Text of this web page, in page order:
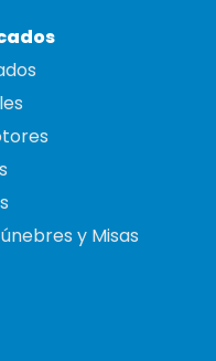
y Misas